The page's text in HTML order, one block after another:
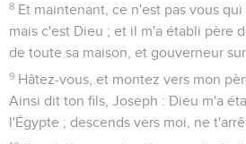
8 Et maintenant, ce n'est pas vous qui
mais c'est Dieu ; et il m'a établi père
de toute sa maison, et gouverneur
9 Hâtez-vous, et montez vers mon
Ainsi dit ton fils, Joseph : Dieu m'a
l'Égypte ; descends vers moi, ne